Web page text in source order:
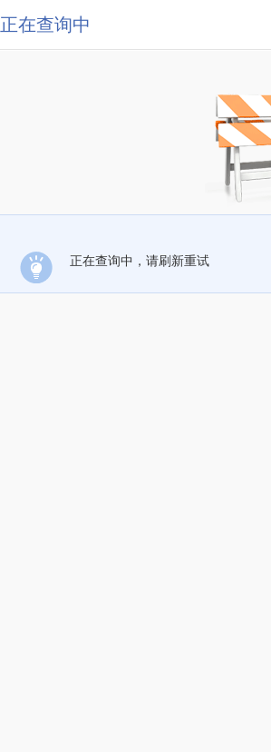
正在查询中
正在查询中，请刷新重试